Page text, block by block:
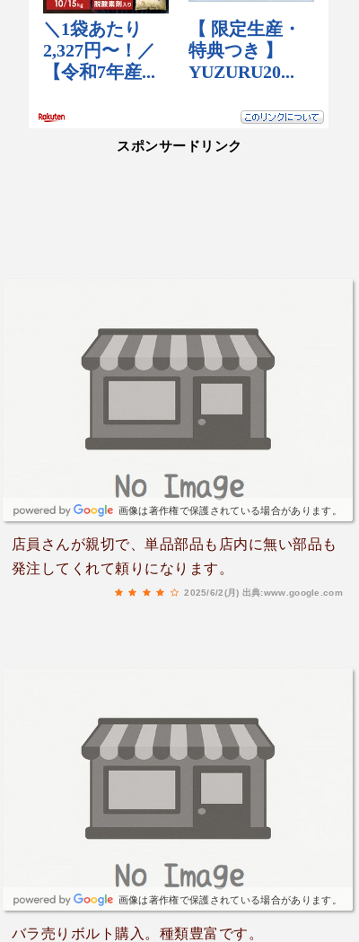
スポンサードリンク
画像は著作権で保護されている場合があります。
店員さんが親切で、単品部品も店内に無い部品も
発注してくれて頼りになります。
2025/6/2(月) 出典:www.google.com
画像は著作権で保護されている場合があります。
バラ売りボルト購入。種類豊富です。